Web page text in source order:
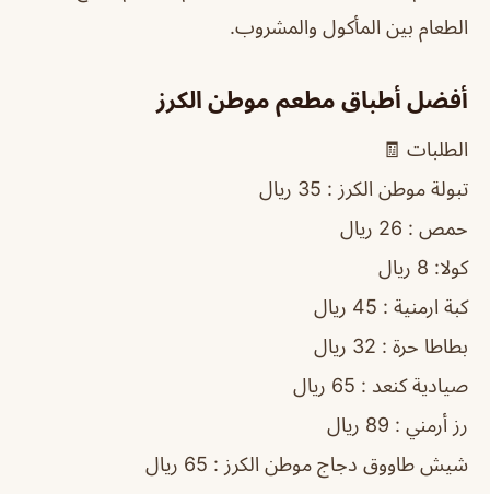
الطعام بين المأكول والمشروب.
أفضل أطباق مطعم موطن الكرز
الطلبات 🧾
تبولة موطن الكرز : 35 ريال
حمص : 26 ريال
كولا: 8 ريال
كبة ارمنية : 45 ريال
بطاطا حرة : 32 ريال
صيادية كنعد : 65 ريال
رز أرمني : 89 ريال
شيش طاووق دجاج موطن الكرز : 65 ريال